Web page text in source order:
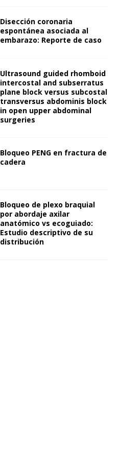
Disección coronaria
espontánea asociada al
embarazo: Reporte de caso
Ultrasound guided rhomboid
intercostal and subserratus
plane block versus subcostal
transversus abdominis block
in open upper abdominal
surgeries
Bloqueo PENG en fractura de
cadera
Bloqueo de plexo braquial
por abordaje axilar
anatómico vs ecoguiado:
Estudio descriptivo de su
distribución